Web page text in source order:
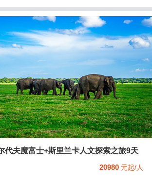
代夫魔富士+斯里兰卡人文探索之旅9天
20980 元起/人